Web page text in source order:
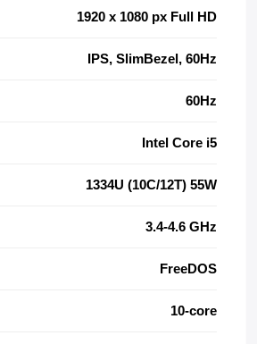
1920 x 1080 px Full HD
IPS, SlimBezel, 60Hz
60Hz
Intel Core i5
1334U (10C/12T) 55W
3.4-4.6 GHz
FreeDOS
10-core